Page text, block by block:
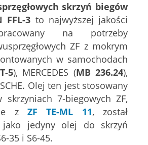
skrzyń biegów
FFL-3 to najwyższej jakości
na potrzeby
ZF z mokrym
w samochodach
5), MERCEDES (MB 236.24),
Olej ten jest stosowany
skrzyniach 7-biegowych ZF,
z ZF TE-ML 11, został
jako jedyny olej do skrzyń
35 i S6-45.